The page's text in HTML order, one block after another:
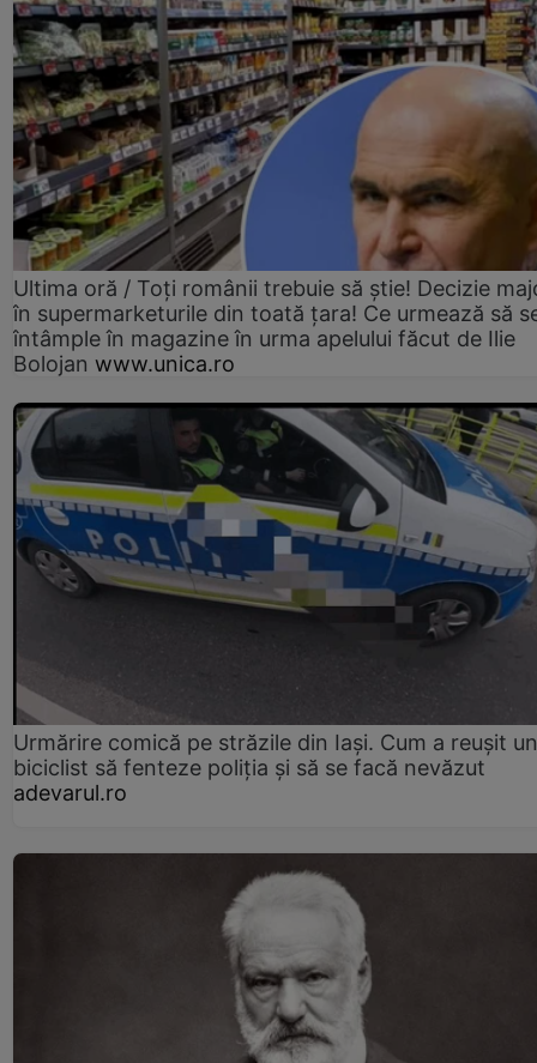
Ultima oră / Toți românii trebuie să știe! Decizie
în supermarketurile din toată țara! Ce urmează să
întâmple în magazine în urma apelului făcut de Ilie
Bolojan www.unica.ro
Urmărire comică pe străzile din Iași. Cum a reușit un
biciclist să fenteze poliția și să se facă nevăzut
adevarul.ro